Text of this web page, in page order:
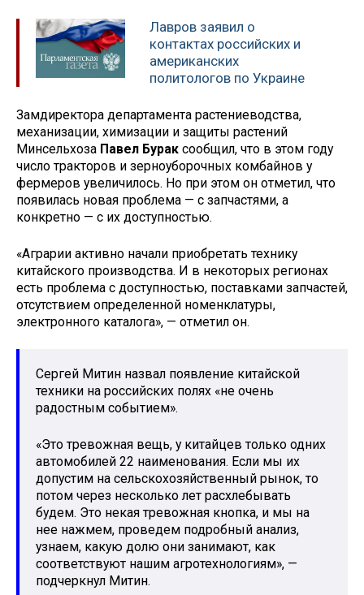
Лавров заявил о
контактах российских и
американских
политологов по Украине
Замдиректора департамента растениеводства,
механизации, химизации и защиты растений
Минсельхоза Павел Бурак сообщил, что в этом году
число тракторов и зерноуборочных комбайнов у
фермеров увеличилось. Но при этом он отметил, что
появилась новая проблема — с запчастями, а
конкретно — с их доступностью.
«Аграрии активно начали приобретать технику
китайского производства. И в некоторых регионах
есть проблема с доступностью, поставками запчастей,
отсутствием определенной номенклатуры,
электронного каталога», — отметил он.
Сергей Митин назвал появление китайской
техники на российских полях «не очень
радостным событием».
«Это тревожная вещь, у китайцев только одних
автомобилей 22 наименования. Если мы их
допустим на сельскохозяйственный рынок, то
потом через несколько лет расхлебывать
будем. Это некая тревожная кнопка, и мы на
нее нажмем, проведем подробный анализ,
узнаем, какую долю они занимают, как
соответствуют нашим агротехнологиям», —
подчеркнул Митин.